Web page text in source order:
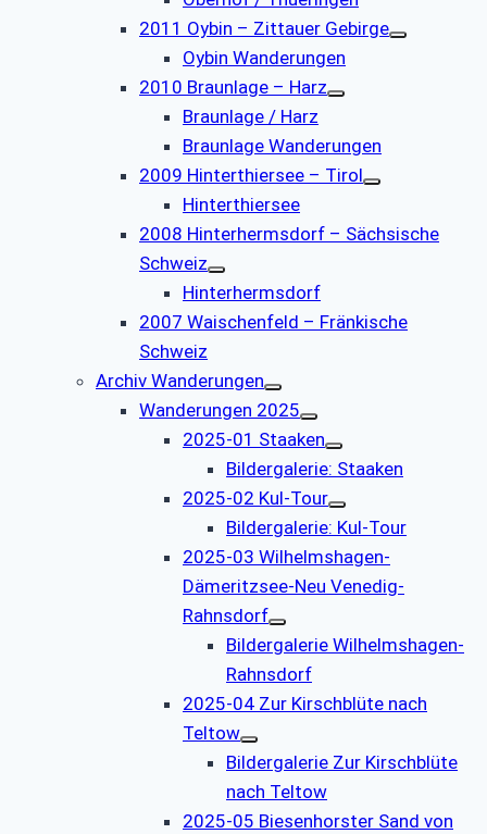
2011 Oybin – Zittauer Gebirge
Oybin Wanderungen
2010 Braunlage – Harz
Braunlage / Harz
Braunlage Wanderungen
2009 Hinterthiersee – Tirol
Hinterthiersee
2008 Hinterhermsdorf – Sächsische
Schweiz
Hinterhermsdorf
2007 Waischenfeld – Fränkische
Schweiz
Archiv Wanderungen
Wanderungen 2025
2025-01 Staaken
Bildergalerie: Staaken
2025-02 Kul-Tour
Bildergalerie: Kul-Tour
2025-03 Wilhelmshagen-
Dämeritzsee-Neu Venedig-
Rahnsdorf
Bildergalerie Wilhelmshagen-
Rahnsdorf
2025-04 Zur Kirschblüte nach
Teltow
Bildergalerie Zur Kirschblüte
nach Teltow
2025-05 Biesenhorster Sand von